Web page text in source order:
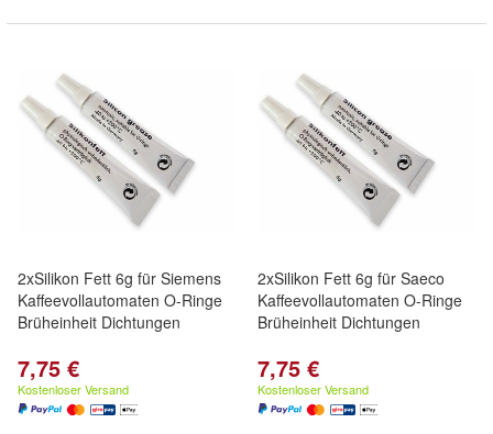
2xSilikon Fett 6g für Siemens
Kaffeevollautomaten O-Ringe
Brüheinheit Dichtungen
7,75 €
Kostenloser Versand
2xSilikon Fett 6g für Saeco
Kaffeevollautomaten O-Ringe
Brüheinheit Dichtungen
7,75 €
Kostenloser Versand